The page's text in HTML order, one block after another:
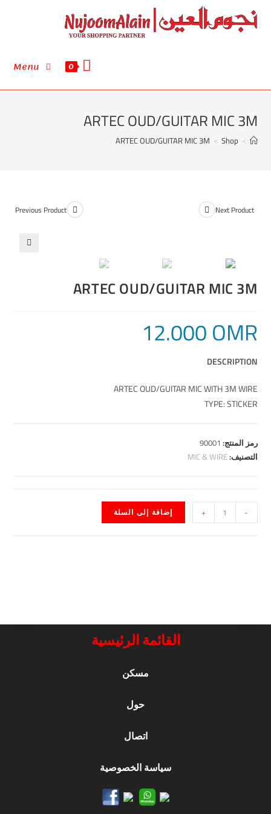
0
Menu
ARTEC OUD/GUITAR MIC 3M
>
Shop
>
ARTEC OUD/GUITAR MIC 3M
Previous Product Next Product
ARTEC OUD/GUITAR MIC 3M
12.000 OMR
DESCRIPTION
ARTEC OUD/GUITAR MIC WITH 3M WIRE
TYPE: STICKER
رمز المنتج: 90001
التصنيف:MIC & WIRE
-
+ إضافة إلى السلة
القائمة الرئيسية
مسكن
حول
اتصال
سياسة الخصوصية